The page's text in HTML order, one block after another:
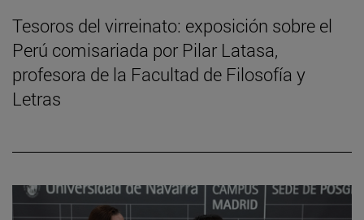
Tesoros del virreinato: exposición sobre el
Perú comisariada por Pilar Latasa,
profesora de la Facultad de Filosofía y
Letras